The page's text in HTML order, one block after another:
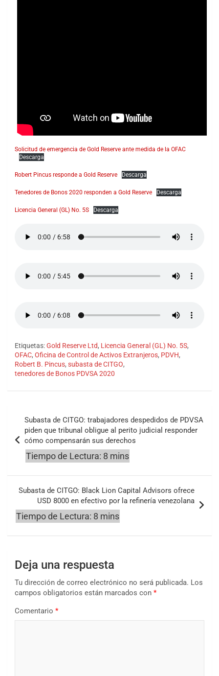
Solicitud de emergencia de Gold Reserve ante medida de la OFAC
Descarga
Robert Pincus responde a Gold Reserve Descarga
Tenedores de Bonos 2020 responden a Gold Reserve Descarga
Licencia General (GL) No. 5S Descarga
Etiquetas:Gold Reserve Ltd, Licencia General (GL) No. 5S,
OFAC, Oficina de Control de Activos Extranjeros, PDVH,
Robert B. Pincus, subasta de CITGO,
tenedores de Bonos PDVSA 2020
entradas
Subasta de CITGO: trabajadores despedidos de PDVSA
piden que tribunal obligue al perito judicial responder
cómo compensarán sus derechos
Subasta de CITGO: Black Lion Capital Advisors ofrece
USD 8000 en efectivo por la refinería venezolana
Deja una respuesta
Tu dirección de correo electrónico no será publicada. Los
campos obligatorios están marcados con *
Comentario *